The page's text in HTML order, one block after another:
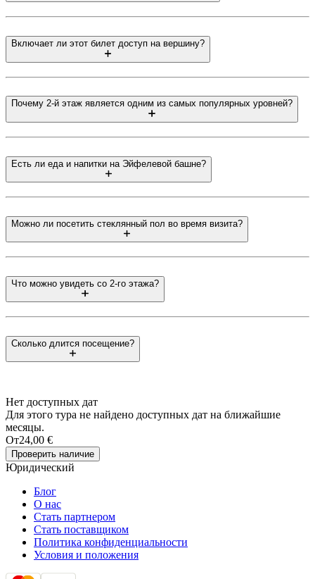
Включает ли этот билет доступ на вершину?
Почему 2-й этаж является одним из самых популярных уровней?
Есть ли еда и напитки на Эйфелевой башне?
Можно ли посетить стеклянный пол во время визита?
Что можно увидеть со 2-го этажа?
Сколько длится посещение?
Нет доступных дат
Для этого тура не найдено доступных дат на ближайшие
месяцы.
От24,00 €
Проверить наличие
Юридический
Блог
О нас
Стать партнером
Стать поставщиком
Политика конфиденциальности
Условия и положения